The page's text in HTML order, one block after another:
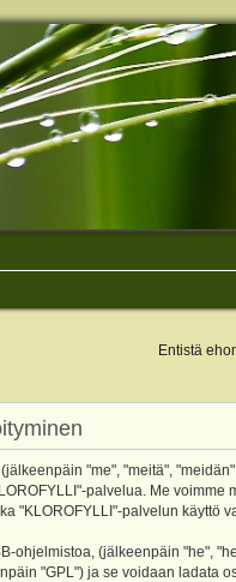
Entistä
"me", "meitä",
palvelua. Me
"KLOROFYLLI"-palvelun käyttö
ohjelmistoa, (jälkeenpäin "he",
"GPL") ja se voidaan ladata